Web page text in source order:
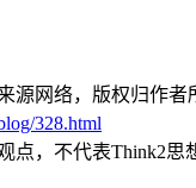
源网络，版权归作
328.html
点，不代表Think2思